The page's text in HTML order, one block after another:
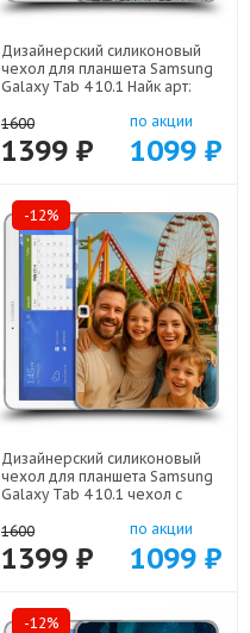
Дизайнерский силиконовый
чехол для планшета Samsung
Galaxy Tab 4 10.1 Найк арт:
1600
1399 ₽
по акции
1099 ₽
-12%
Дизайнерский силиконовый
чехол для планшета Samsung
Galaxy Tab 4 10.1 чехол с
1600
1399 ₽
по акции
1099 ₽
-12%